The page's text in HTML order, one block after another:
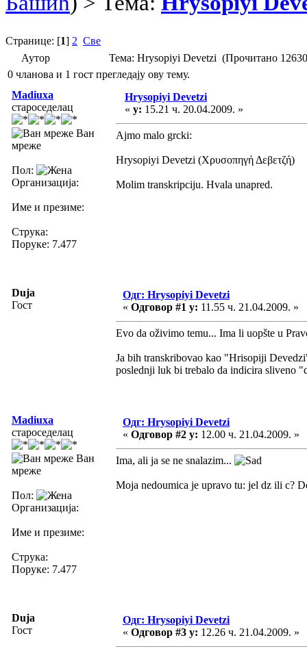
Странице: [1] 2 Све
Аутор
Тема: Hrysopiyi Devetzi (Прочитано
0 чланова и 1 гост прегледају ову тему.
Madiuxa
староседелац
Ван
мреже
Пол:
Организација:
Име и презиме:
Струка:
Поруке: 7.477
Hrysopiyi Devetzi
« у: 15.21 ч. 20.04.2009. »
Ajmo malo grcki:
Hrysopiyi Devetzi (Χρυσοπηγή Δεβετζή)
Molim transkripciju. Hvala unapred.
Duja
Гост
Одг: Hrysopiyi Devetzi
« Одговор #1 у: 11.55 ч. 21.04.2009. »
Evo da oživimo temu... Ima li uopšte u
Ja bih transkribovao kao "Hrisopiji
poslednji luk bi trebalo da indicira sliveno
Madiuxa
староседелац
Ван
мреже
Пол:
Организација:
Име и презиме:
Струка:
Поруке: 7.477
Одг: Hrysopiyi Devetzi
« Одговор #2 у: 12.00 ч. 21.04.2009. »
Ima, ali ja se ne snalazim...
Moja nedoumica je upravo tu: jel dz ili c?
Duja
Гост
Одг: Hrysopiyi Devetzi
« Одговор #3 у: 12.26 ч. 21.04.2009. »